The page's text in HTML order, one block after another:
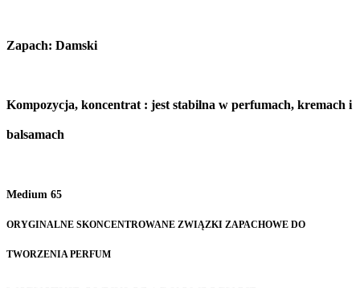
Zapach: Damski
Kompozycja, koncentrat : jest stabilna w perfumach, kremach i
balsamach
Medium 65
ORYGINALNE SKONCENTROWANE ZWIĄZKI ZAPACHOWE DO
TWORZENIA PERFUM